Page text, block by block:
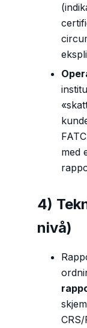
med
4)
nivå)